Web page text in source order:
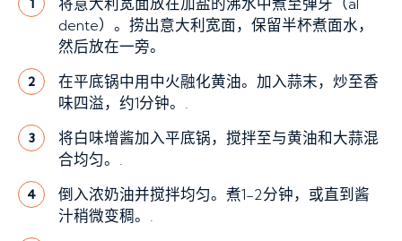
将意大利宽面放在加盐的沸水中煮至弹牙（al
dente）。捞出意大利宽面，保留半杯煮面水，
然后放在一旁。
2
在平底锅中用中火融化黄油。加入蒜末，炒至香
味四溢，约1分钟。.
3
将白味增酱加入平底锅，搅拌至与黄油和大蒜混
合均匀。.
4
倒入浓奶油并搅拌均匀。煮1-2分钟，或直到酱
汁稍微变稠。.